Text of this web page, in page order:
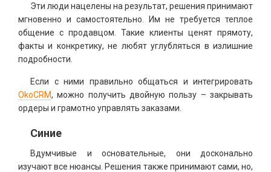
Эти люди нацелены на результат, решения принимают
мгновенно и самостоятельно. Им не требуется теплое
общение с продавцом. Такие клиенты ценят прямоту,
факты и конкретику, не любят углубляться в излишние
подробности.
Если с ними правильно общаться и интегрировать
OkoCRM, можно получить двойную пользу – закрывать
ордеры и грамотно управлять заказами.
Синие
Вдумчивые и основательные, они досконально
изучают все нюансы. Решения также принимают сами, но,